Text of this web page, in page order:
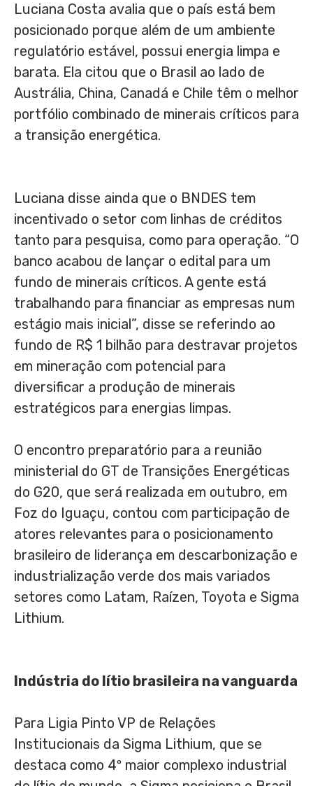
Luciana Costa avalia que o país está bem
posicionado porque além de um ambiente
regulatório estável, possui energia limpa e
barata. Ela citou que o Brasil ao lado de
Austrália, China, Canadá e Chile têm o melhor
portfólio combinado de minerais críticos para
a transição energética.
Luciana disse ainda que o BNDES tem
incentivado o setor com linhas de créditos
tanto para pesquisa, como para operação. “O
banco acabou de lançar o edital para um
fundo de minerais críticos. A gente está
trabalhando para financiar as empresas num
estágio mais inicial”, disse se referindo ao
fundo de R$ 1 bilhão para destravar projetos
em mineração com potencial para
diversificar a produção de minerais
estratégicos para energias limpas.
O encontro preparatório para a reunião
ministerial do GT de Transições Energéticas
do G20, que será realizada em outubro, em
Foz do Iguaçu, contou com participação de
atores relevantes para o posicionamento
brasileiro de liderança em descarbonização e
industrialização verde dos mais variados
setores como Latam, Raízen, Toyota e Sigma
Lithium.
Indústria do lítio brasileira na vanguarda
Para Ligia Pinto VP de Relações
Institucionais da Sigma Lithium, que se
destaca como 4º maior complexo industrial